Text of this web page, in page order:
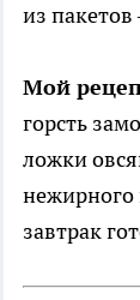
из
Мой
горсть
ложки
завтрак